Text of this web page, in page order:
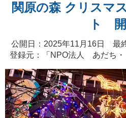
関原の森 クリスマ
ト
公開日：2025年11月16日 最
登録元：「 NPO法人 あだち